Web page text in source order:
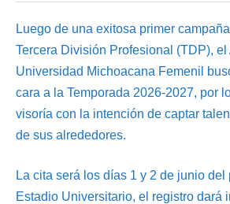
Luego de una exitosa primer
Tercera División Profesional (TDP),
Universidad Michoacana Femenil
cara a la Temporada 2026-2027, por
visoría con la intención de captar
de sus alrededores.
La cita será los días 1 y 2 de junio del
Estadio Universitario, el registro dará